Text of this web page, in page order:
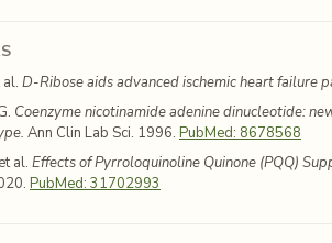
D-Ribose aids advanced ischemic heart failure
Coenzyme nicotinamide adenine dinucleotide:
Ann Clin Lab Sci. 1996. PubMed: 8678568
al. Effects of Pyrroloquinoline Quinone (PQQ)
PubMed: 31702993